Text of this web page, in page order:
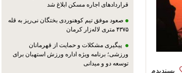
قراردادهای اجاره مسکن ابلاغ شد
صعود موفق تیم کوهنوردی بختگان نی‌ریز به قله
۴۳۷۵ متری لاله‌زار کرمان
پیگیری مشکلات و حمایت از قهرمانان
ورزشی؛ برنامه ویژه اداره ورزش استهبان برای
توسعه دو و میدانی